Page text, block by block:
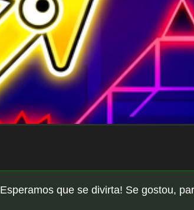
Esperamos que se divirta! Se gostou,